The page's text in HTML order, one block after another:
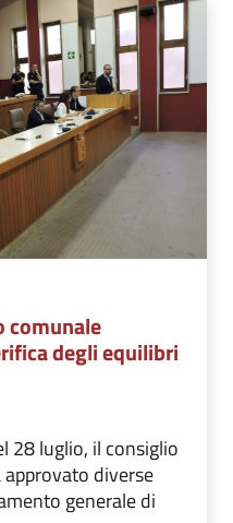
comunale
degli equilibri
28 luglio, il consiglio
diverse
generale di